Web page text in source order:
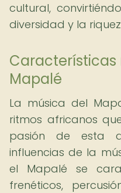
cultural,
diversidad y la
Mapalé
La música del
ritmos africanos
pasión de esta
influencias de la
el Mapalé se
frenéticos,